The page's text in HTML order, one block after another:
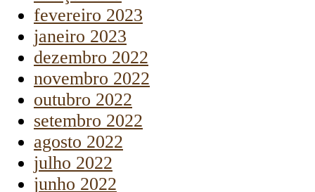
fevereiro 2023
janeiro 2023
dezembro 2022
novembro 2022
outubro 2022
setembro 2022
agosto 2022
julho 2022
junho 2022